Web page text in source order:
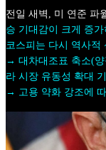
전일 새벽, 미 연준 파
승 기대감이 크게 증가
코스피는 다시 역사적
→ 대차대조표 축소(
라 시장 유동성 확대
→ 고용 약화 강조에